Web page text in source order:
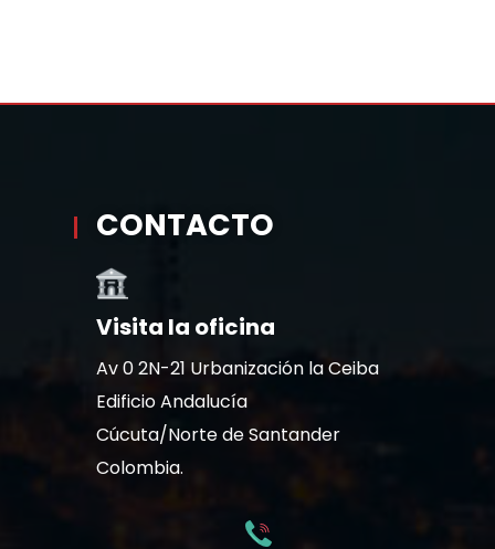
CONTACTO
Visita la oficina
Av 0 2N-21 Urbanización la Ceiba
Edificio Andalucía
Cúcuta/Norte de Santander
Colombia.